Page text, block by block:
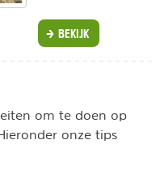
BEKIJK
om te doen op
onze tips